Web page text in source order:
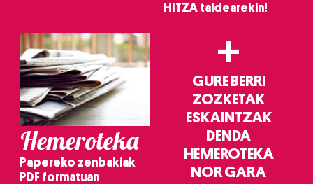
HITZA taldearekin!
Hemeroteka
Papereko zenbakiak
PDF formatuan
+
GURE BERRI
ZOZKETAK
ESKAINTZAK
DENDA
HEMEROTEKA
NOR GARA